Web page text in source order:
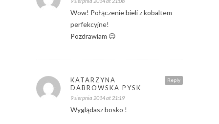
Wow! Połączenie bieli z kobaltem
perfekcyjne!
Pozdrawiam 😉
Reply
KATARZYNA
DABROWSKA PYSK
9 sierpnia 2014 at 21:19
Wyglądasz bosko !